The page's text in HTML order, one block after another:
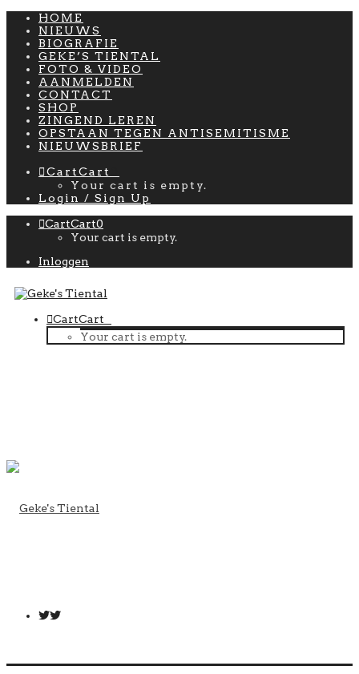
HOME
NIEUWS
BIOGRAFIE
GEKE’S TIENTAL
FOTO & VIDEO
AANMELDEN
CONTACT
SHOP
ZINGEND LEREN
OPSTAAN TEGEN ANTISEMITISME
NIEUWSBRIEF
CartCart
Your cart is empty.
Login / Sign Up
CartCart0
Your cart is empty.
Inloggen
CartCart
Your cart is empty.